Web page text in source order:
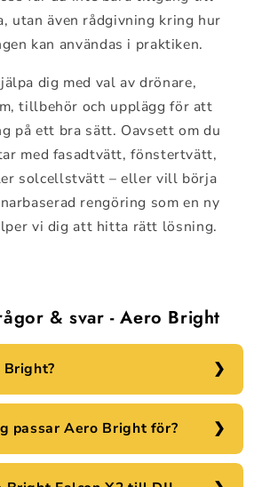
utan även rådgivning kring hur
kan användas i praktiken.
dig med val av drönare,
tillbehör och upplägg för att
på ett bra sätt. Oavsett om du
med fasadtvätt, fönstertvätt,
solcellstvätt – eller vill börja
rengöring som en ny
vi dig att hitta rätt lösning.
& svar - Aero Bright
Bright?
passar Aero Bright för?